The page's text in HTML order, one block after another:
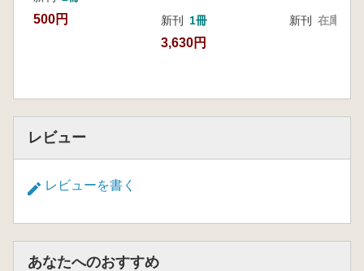
い部分)
2 実験考古学的手法を用いた弥生時代の武力衝
Ⅱ 財団設立の概要と活動
化研究協会についての覚書 荒木翠子
500円 新刊 1冊
3,630円
新刊 在庫なし
レビュー
レビューを書く
あなたへのおすすめ